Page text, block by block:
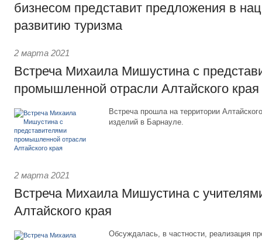
бизнесом представит предложения в
развитию туризма
2 марта 2021
Встреча Михаила Мишустина с
промышленной отрасли Алтайского края
Встреча прошла на территории
изделий в Барнауле.
2 марта 2021
Встреча Михаила Мишустина с
Алтайского края
Обсуждалась, в частности, реализация